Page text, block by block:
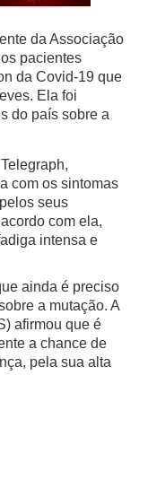
da Associação
pacientes
da Covid-19 que
Ela foi
do país sobre a
com os sintomas
seus
com ela,
intensa e
ainda é preciso
a mutação. A
afirmou que é
a chance de
pela sua alta